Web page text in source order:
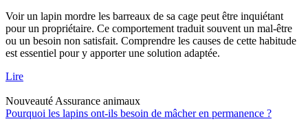
Voir un lapin mordre les barreaux de sa cage peut être inquiétant
pour un propriétaire. Ce comportement traduit souvent un mal-être
ou un besoin non satisfait. Comprendre les causes de cette habitude
est essentiel pour y apporter une solution adaptée.
Lire
Nouveauté Assurance animaux
Pourquoi les lapins ont-ils besoin de mâcher en permanence ?